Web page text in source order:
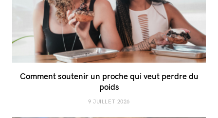
Comment soutenir un proche qui veut perdre du
poids
9 JUILLET 2026